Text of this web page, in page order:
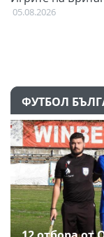
05.08.2026
ФУТБОЛ